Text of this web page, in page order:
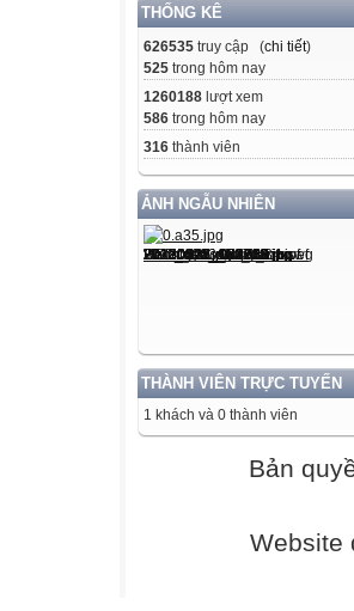
THỐNG KÊ
626535 truy cập (chi tiết)
525 trong hôm nay
1260188 lượt xem
586 trong hôm nay
316 thành viên
ẢNH NGẪU NHIÊN
THÀNH VIÊN TRỰC TUYẾN
1 khách và 0 thành viên
Bản